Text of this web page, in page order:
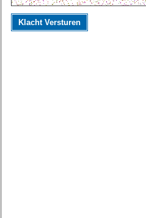
Klacht Versturen